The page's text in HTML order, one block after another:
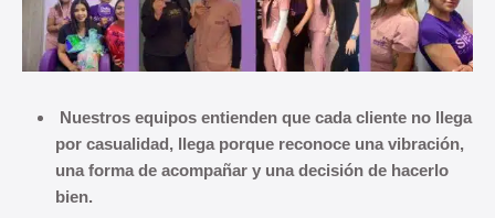
Nuestros equipos entienden que cada cliente no llega
por casualidad, llega porque reconoce una vibración,
una forma de acompañar y una decisión de hacerlo
bien.